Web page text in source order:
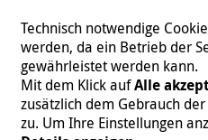
Impressum | Datenschutz |
© 2026 Malteser International
Technisch notwendige
werden, da ein Betrieb der
gewährleistet werden kann.
Mit dem Klick aufAlle
zusätzlich dem Gebrauch
zu. Um Ihre Einstellungen